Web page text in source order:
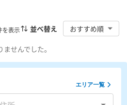
を表示 並べ替え おすすめ順
せんでした。
エリア一覧